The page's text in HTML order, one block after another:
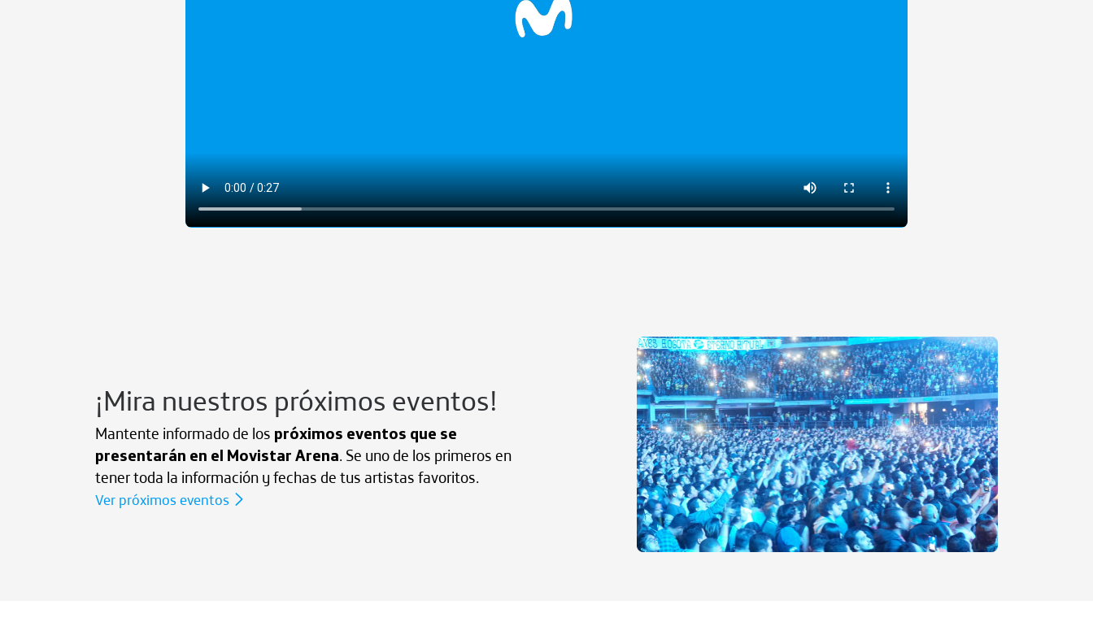
¡Mira nuestros próximos eventos!
Mantente informado de los próximos eventos que se
presentarán en el Movistar Arena. Se uno de los primeros en
tener toda la información y fechas de tus artistas favoritos.
Ver próximos eventos